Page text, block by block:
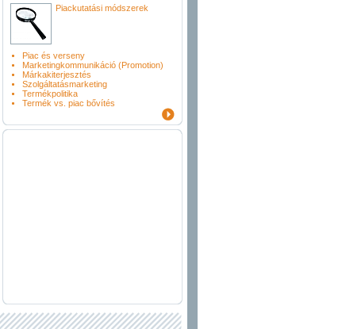
Piackutatási módszerek
Piac és verseny
Marketingkommunikáció (Promotion)
Márkakiterjesztés
Szolgáltatásmarketing
Termékpolitika
Termék vs. piac bővítés